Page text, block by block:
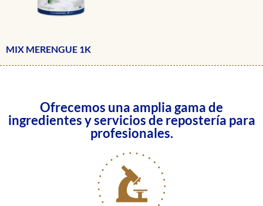
MIX MERENGUE 1K
Ofrecemos una amplia gama de
ingredientes y servicios de repostería para
profesionales.